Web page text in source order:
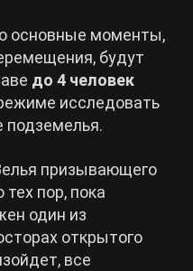
основные моменты,
будут
до 4 человек
исследовать
подземелья.
призывающего
пор, пока
один из
открытого
все